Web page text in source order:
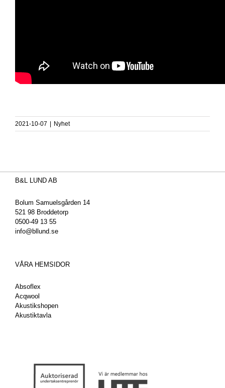
2021-10-07 Nyhet
B&L LUND AB
Bolum Samuelsgården 14
521 98 Broddetorp
0500-49 13 55
info@bllund.se
VÅRA HEMSIDOR
Absoflex
Acqwool
Akustikshopen
Akustiktavla